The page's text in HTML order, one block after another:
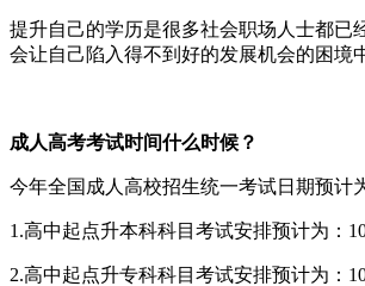
提升自己的学历是很多社会职场人士都已
会让自己陷入得不到好的发展机会的困境
成人高考考试时间什么时候？
今年全国成人高校招生统一考试日期预计
1.高中起点升本科科目考试安排预计为：
2.高中起点升专科科目考试安排预计为：